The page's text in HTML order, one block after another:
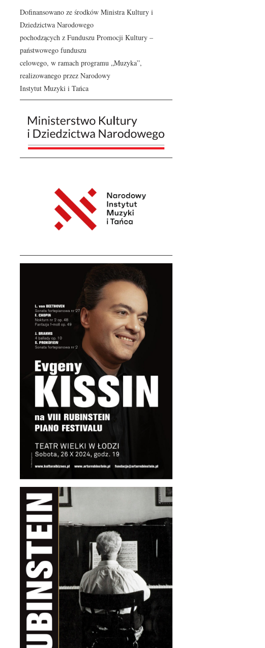
Dofinansowano ze środków Ministra Kultury i
Dziedzictwa Narodowego
pochodzących z Funduszu Promocji Kultury –
państwowego funduszu
celowego, w ramach programu „Muzyka”,
realizowanego przez Narodowy
Instytut Muzyki i Tańca